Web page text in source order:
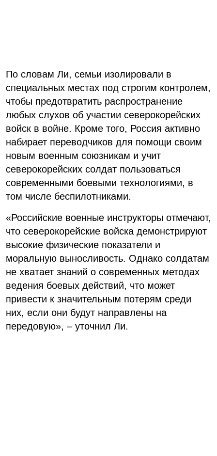
По словам Ли, семьи изолировали в
специальных местах под строгим контролем,
чтобы предотвратить распространение
любых слухов об участии северокорейских
войск в войне. Кроме того, Россия активно
набирает переводчиков для помощи своим
новым военным союзникам и учит
северокорейских солдат пользоваться
современными боевыми технологиями, в
том числе беспилотниками.
«Российские военные инструкторы отмечают,
что северокорейские войска демонстрируют
высокие физические показатели и
моральную выносливость. Однако солдатам
не хватает знаний о современных методах
ведения боевых действий, что может
привести к значительным потерям среди
них, если они будут направлены на
передовую», – уточнил Ли.